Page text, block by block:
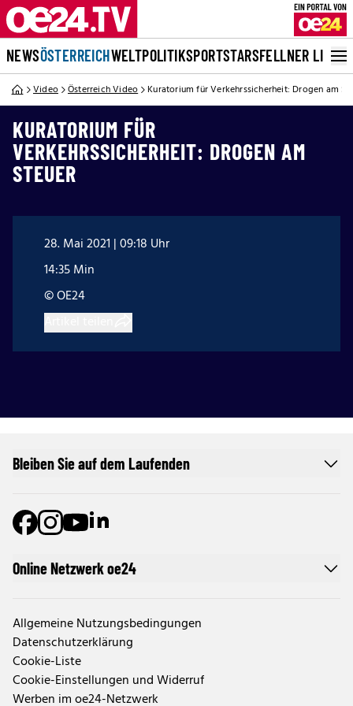
NEWSÖSTERREICHWELTPOLITIKSPORTSTARSFELLNER LIVE
Video Österreich Video Kuratorium für Verkehrssicherheit: Drogen am
KURATORIUM FÜR
VERKEHRSSICHERHEIT: DROGEN AM
STEUER
28. Mai 2021 | 09:18 Uhr
14:35 Min
© OE24
Online Netzwerk oe24
Allgemeine Nutzungsbedingungen
Datenschutzerklärung
Cookie-Liste
Cookie-Einstellungen und Widerruf
Werben im oe24-Netzwerk
Bleiben Sie auf dem Laufenden